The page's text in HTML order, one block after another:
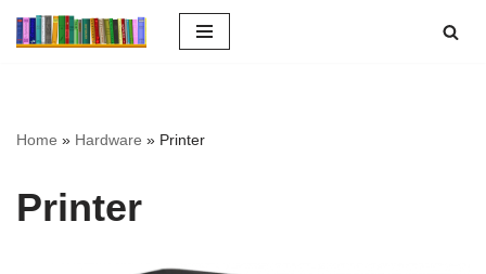
inhoud
Home » Hardware » Printer
Printer